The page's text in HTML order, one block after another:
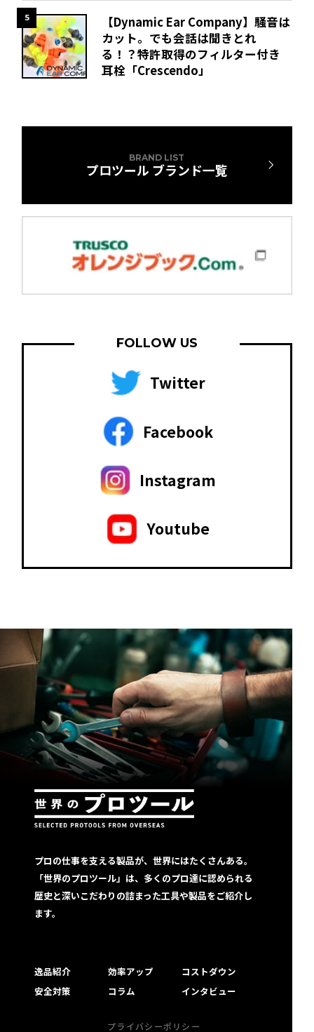
5
【Dynamic Ear Company】騒音は
カット。でも会話は聞きとれ
る！？特許取得のフィルター付き
耳栓「Crescendo」
BRAND LIST
プロツール ブランド一覧
FOLLOW US
Twitter
Facebook
Instagram
Youtube
プロの仕事を支える製品が、世界にはたくさんある。
「世界のプロツール」は、多くのプロ達に認められる
歴史と深いこだわりの詰まった工具や製品をご紹介し
ます。
逸品紹介 効率アップ
コストダウン
安全対策
コラム インタビュー
プライバシーポリシー